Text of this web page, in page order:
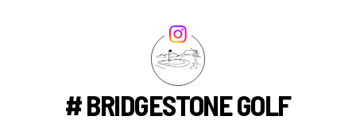
# BRIDGESTONE GOLF